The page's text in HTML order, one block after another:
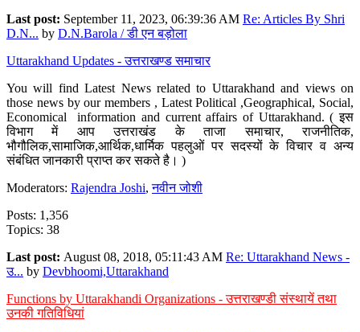
Last post: September 11, 2023, 06:39:36 AM Re: Articles By Shri
D.N... by D.N.Barola / डी एन बड़ोला
Uttarakhand Updates - उत्तराखण्ड समाचार
You will find Latest News related to Uttarakhand and views on
those news by our members , Latest Political ,Geographical, Social,
Economical information and current affairs of Uttarakhand. ( इस
विभाग में आप उत्तराखंड के ताजा समाचार, राजनीतिक,
भौगौलिक,सामाजिक,आर्थिक,धार्मिक पहलुओं पर सदस्यों के विचार व अन्य
संबंधित जानकारी प्राप्त कर सकते है। )
Moderators: Rajendra Joshi,नवीन जोशी
Posts: 1,356
Topics: 38
Last post: August 08, 2018, 05:11:43 AM Re: Uttarakhand News -
उ... by Devbhoomi,Uttarakhand
Functions by Uttarakhandi Organizations - उत्तराखण्डी संस्थायें तथा
उनकी गतिविधियां